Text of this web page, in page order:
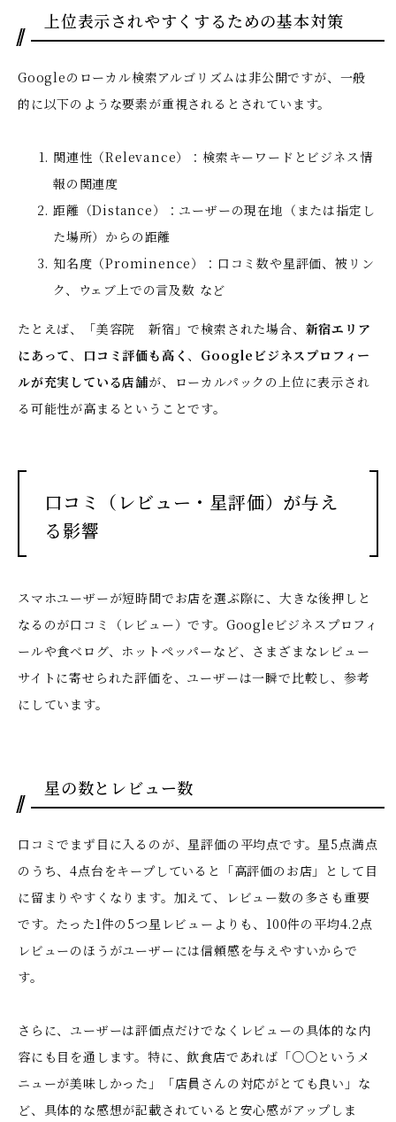
上位表示されやすくするための基本対策
Googleのローカル検索アルゴリズムは非公開ですが、一般
的に以下のような要素が重視されるとされています。
関連性（Relevance）：検索キーワードとビジネス情
報の関連度
距離（Distance）：ユーザーの現在地（または指定し
た場所）からの距離
知名度（Prominence）：口コミ数や星評価、被リン
ク、ウェブ上での言及数 など
たとえば、「美容院 新宿」で検索された場合、 新宿エリア
にあって、 口コミ評価も高く、 Googleビジネスプロフィー
ルが充実している店舗が、ローカルパックの上位に表示され
る可能性が高まるということです。
口コミ（レビュー・星評価）が与え
る影響
スマホユーザーが短時間でお店を選ぶ際に、大きな後押しと
なるのが口コミ（レビュー）です。Googleビジネスプロフィ
ールや食べログ、ホットペッパーなど、さまざまなレビュー
サイトに寄せられた評価を、ユーザーは一瞬で比較し、参考
にしています。
星の数とレビュー数
口コミでまず目に入るのが、星評価の平均点です。星5点満点
のうち、4点台をキープしていると「高評価のお店」
として目
に留まりやすくなります。加えて、レビュー数の多さも重要
です。 たった1件の5つ星レビューよりも、100件の平均4.2点
レビューのほうがユーザーには信頼感を与えやすいからで
す。
さらに、ユーザーは評価点だけでなくレビューの具体的な内
容にも目を通します。特に、飲食店であれば「○○というメ
ニューが美味しかった」「店員さんの対応がとても良い」な
ど、具体的な感想が記載されていると安心感がアップしま